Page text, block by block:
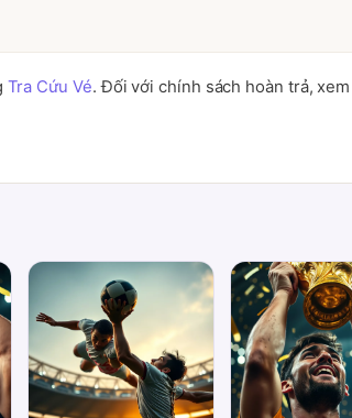
Tra Cứu Vé. Đối với chính sách hoàn trả, xem